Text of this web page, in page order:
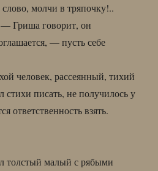
молчи в тряпочку!..
Гриша говорит, он
— пусть себе
человек, рассеянный, тихий
писать, не получилось у
ответственность взять.
толстый малый с рябыми